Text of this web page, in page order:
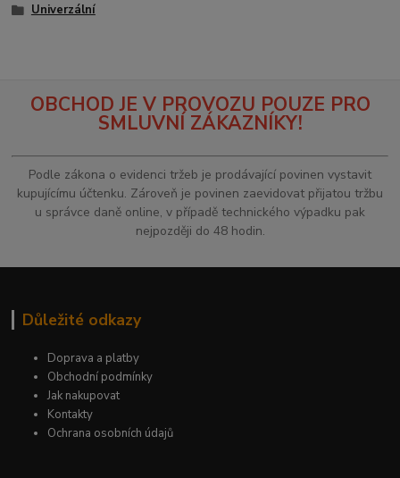
Univerzální
OBCHOD JE V PROVOZU POUZE PRO
SMLUVNÍ ZÁKAZNÍKY!
Podle zákona o evidenci tržeb je prodávající povinen vystavit
kupujícímu účtenku. Zároveň je povinen zaevidovat přijatou tržbu
u správce daně online, v případě technického výpadku pak
nejpozději do 48 hodin.
Důležité odkazy
Doprava a platby
Obchodní podmínky
Jak nakupovat
Kontakty
Ochrana osobních údajů